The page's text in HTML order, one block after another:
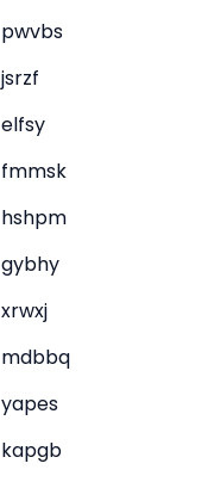
pwvbs
jsrzf
elfsy
fmmsk
hshpm
gybhy
xrwxj
mdbbq
yapes
kapgb